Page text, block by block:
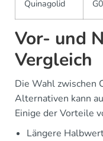
Quinagolid
Vor- und
Vergleich
Die Wahl zwischen
Alternativen kann
Einige der Vorteile
Längere